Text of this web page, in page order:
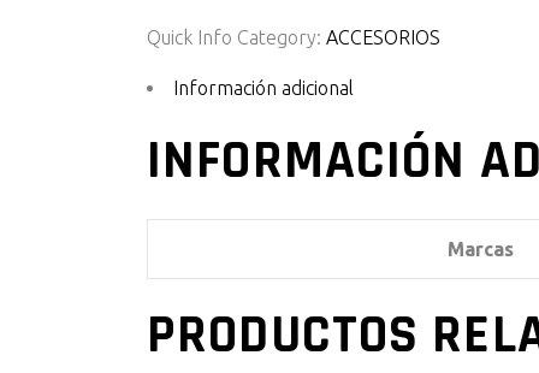
Quick Info Category: ACCESORIOS
Información adicional
INFORMACIÓN
Marcas
PRODUCTOS